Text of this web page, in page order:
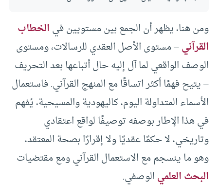
ومن هنا، يظهر أن الجمع بين مستويين فيالخطاب
القرآني– مستوى الأصل العقدي للرسالات، ومستوى
الوصف الواقعي لما آل إليه حال أتباعها بعد التحريف
– يتيح فهمًا أكثر اتساقًا مع المنهج القرآني. فاستعمال
الأسماء المتداولة اليوم، كاليهودية والمسيحية، يُفهم
في هذا الإطار بوصفه توصيفًا لواقع اعتقادي
وتاريخي، لا حكمًا عقديًا ولا إقرارًا بصحة المعتقد،
وهو ما ينسجم مع الاستعمال القرآني ومع مقتضيات
البحث العلميالوصفي.